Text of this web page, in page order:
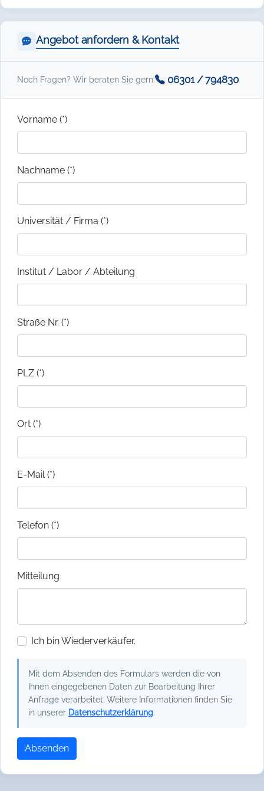
Angebot anfordern & Kontakt
Noch Fragen? Wir beraten Sie gern: 06301 / 794830
Vorname (*)
Nachname (*)
Universität / Firma (*)
Institut / Labor / Abteilung
Straße Nr. (*)
PLZ (*)
Ort (*)
E-Mail (*)
Telefon (*)
Mitteilung
Ich bin Wiederverkäufer.
Mit dem Absenden des Formulars werden die von
Ihnen eingegebenen Daten zur Bearbeitung Ihrer
Anfrage verarbeitet. Weitere Informationen finden Sie
in unserer Datenschutzerklärung.
Absenden